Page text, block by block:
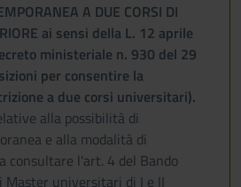
A DUE CORSI DI
ai sensi della L. 12 aprile
ministeriale n. 930 del 29
per consentire la
a due corsi universitari).
alla possibilità di
e alla modalità di
consultare l'art. 4 del Bando
Master universitari di I e II